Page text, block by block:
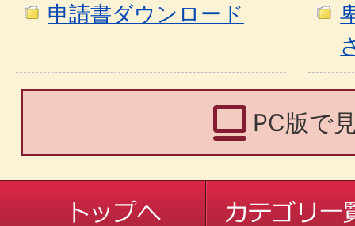
申請書ダウンロード
PC版で